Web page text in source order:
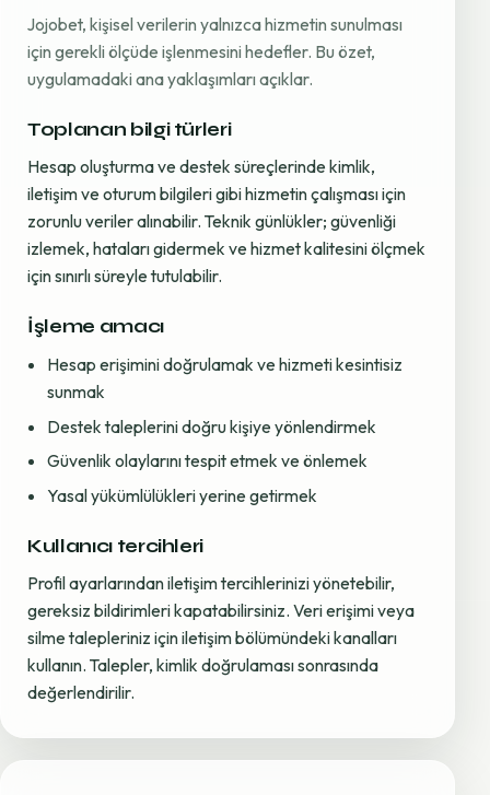
Jojobet, kişisel verilerin yalnızca hizmetin sunulması
için gerekli ölçüde işlenmesini hedefler. Bu özet,
uygulamadaki ana yaklaşımları açıklar.
Toplanan bilgi türleri
Hesap oluşturma ve destek süreçlerinde kimlik,
iletişim ve oturum bilgileri gibi hizmetin çalışması için
zorunlu veriler alınabilir. Teknik günlükler; güvenliği
izlemek, hataları gidermek ve hizmet kalitesini ölçmek
için sınırlı süreyle tutulabilir.
İşleme amacı
Hesap erişimini doğrulamak ve hizmeti kesintisiz
sunmak
Destek taleplerini doğru kişiye yönlendirmek
Güvenlik olaylarını tespit etmek ve önlemek
Yasal yükümlülükleri yerine getirmek
Kullanıcı tercihleri
Profil ayarlarından iletişim tercihlerinizi yönetebilir,
gereksiz bildirimleri kapatabilirsiniz. Veri erişimi veya
silme talepleriniz için iletişim bölümündeki kanalları
kullanın. Talepler, kimlik doğrulaması sonrasında
değerlendirilir.